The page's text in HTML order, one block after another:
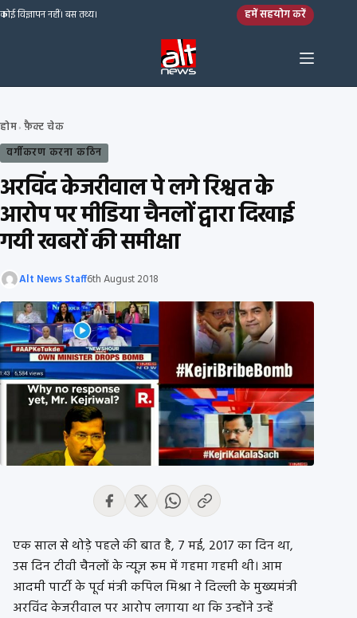
Skip to content
कोई विज्ञापन नहीं। बस तथ्य। हमें सहयोग करें
होम› फ़ैक्ट चेक
वर्गीकरण करना कठिन
अरविंद केजरीवाल पे लगे रिश्वत के
आरोप पर मीडिया चैनलों द्वारा दिखाई
गयी खबरों की समीक्षा
Alt News Staff6th August 2018
एक साल से थोड़े पहले की बात है, 7 मई, 2017 का दिन था,
उस दिन टीवी चैनलों के न्यूज़ रूम में गहमा गहमी थी। आम
आदमी पार्टी के पूर्व मंत्री कपिल मिश्रा ने दिल्ली के मुख्यमंत्री
अरविंद केजरीवाल पर आरोप लगाया था कि उन्होंने उन्हें